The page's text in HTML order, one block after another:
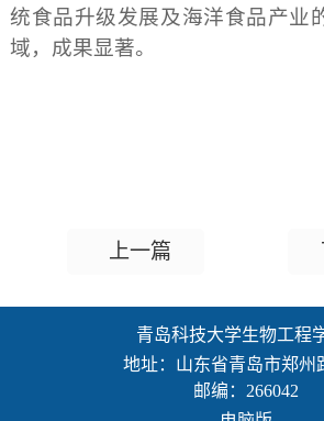
统食品升级发展及海洋食品产业
域，成果显著。
上一篇
青岛科技大学生物工程
地址：山东省青岛市郑州
邮编：266042